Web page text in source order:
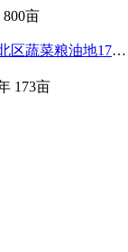
800亩
重庆市渝北区蔬菜粮油地173亩出租
173亩